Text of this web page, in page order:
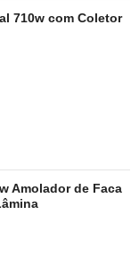
710w com Coletor
Amolador de Faca